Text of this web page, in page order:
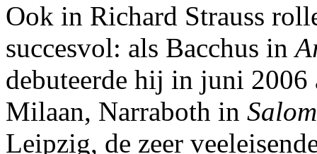
Ook in Richard Strauss
succesvol: als Bacchus in
debuteerde hij in juni 2006
Milaan, Narraboth in
Leipzig, de zeer